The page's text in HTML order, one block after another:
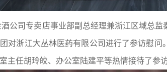
公司专卖店事业部副总经理兼浙江区域总
对浙江大丛林医药有限公司进行了参访慰
主任胡玲皎、办公室陆建平等热情接待了参访